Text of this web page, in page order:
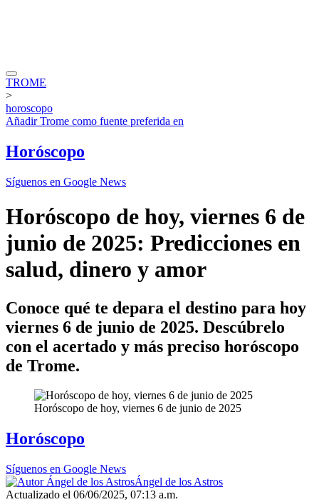
TROME
>
horoscopo
AñadirTrome como fuente preferida en
Horóscopo
Síguenos en Google News
Horóscopo de hoy, viernes 6 de
junio de 2025: Predicciones en
salud, dinero y amor
Conoce qué te depara el destino para hoy
viernes 6 de junio de 2025. Descúbrelo
con el acertado y más preciso horóscopo
de Trome.
Horóscopo de hoy, viernes 6 de junio de 2025
Horóscopo
Síguenos en Google News
Ángel de los Astros
Actualizado el 06/06/2025, 07:13 a.m.